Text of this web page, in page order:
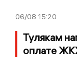
06/08 15:20
Тулякам
оплате